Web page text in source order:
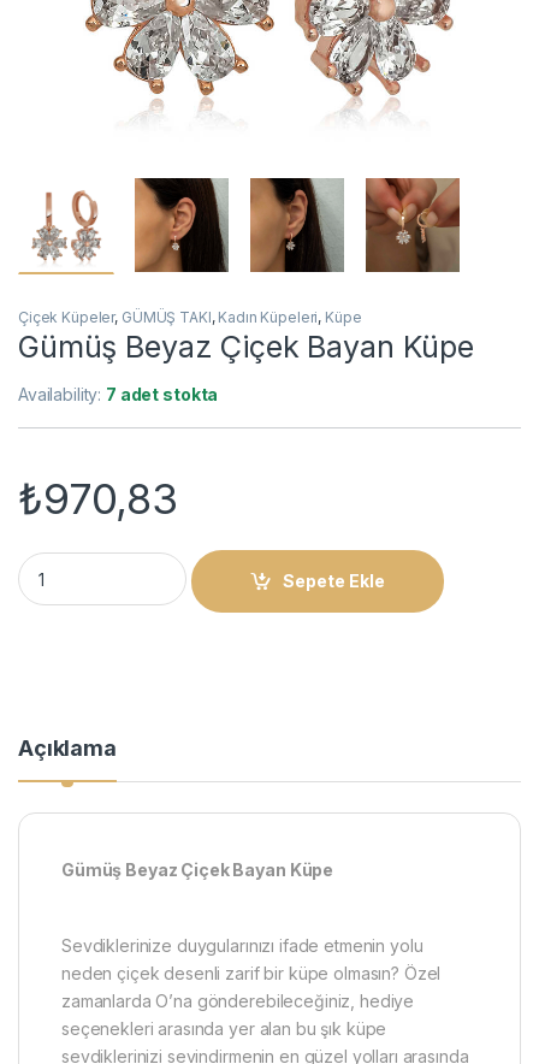
Çiçek Küpeler, GÜMÜŞ TAKI, Kadın Küpeleri, Küpe
Gümüş Beyaz Çiçek Bayan Küpe
Availability: 7 adet stokta
₺970,83
Gümüş Beyaz Çiçek Bayan Küpe quantity
Sepete Ekle
Açıklama
Gümüş Beyaz Çiçek Bayan Küpe
Sevdiklerinize duygularınızı ifade etmenin yolu
neden çiçek desenli zarif bir küpe olmasın? Özel
zamanlarda O’na gönderebileceğiniz, hediye
seçenekleri arasında yer alan bu şık küpe
sevdiklerinizi sevindirmenin en güzel yolları arasında